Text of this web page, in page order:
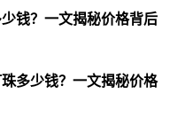
钱？一文揭秘价格背后
多少钱？一文揭秘价格